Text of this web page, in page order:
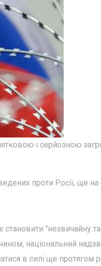
і серйозною
проти Росії, ще на
"незвичайну та
національний
в силі ще протягом